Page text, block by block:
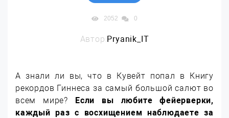
2052 0
Автор:Pryanik_IT
А знали ли вы, что в Кувейт попал в Книгу
рекордов Гиннеса за самый большой салют во
всем мире? Если вы любите фейерверки,
каждый раз с восхищением наблюдаете за